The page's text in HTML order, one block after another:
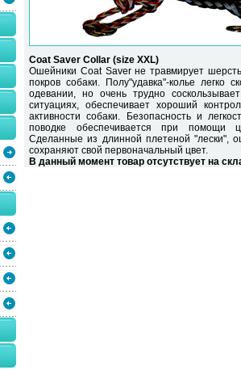
Coat Saver Collar (size XXL)
Ошейники Coat Saver не травмирует
покров собаки. Полу"удавка"-колье легко
одевании, но очень трудно
ситуациях, обеспечивает хороший
активности собаки. Безопасность и
поводке обеспечивается при помощи
Сделанные из длинной плетеной "лески",
сохраняют свой первоначальный цвет.
В данный момент товар отсутствует на